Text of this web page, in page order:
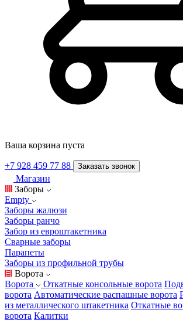
Ваша корзина пуста
+7 928 459 77 88 Заказать звонок
Магазин
Заборы
Empty
Заборы жалюзи
Заборы ранчо
Забор из евроштакетника
Сварные заборы
Парапеты
Заборы из профильной трубы
Ворота
Ворота
Откатные консольные ворота
ворота Автоматические распашные ворота
из металлического штакетника Откатные
ворота Калитки